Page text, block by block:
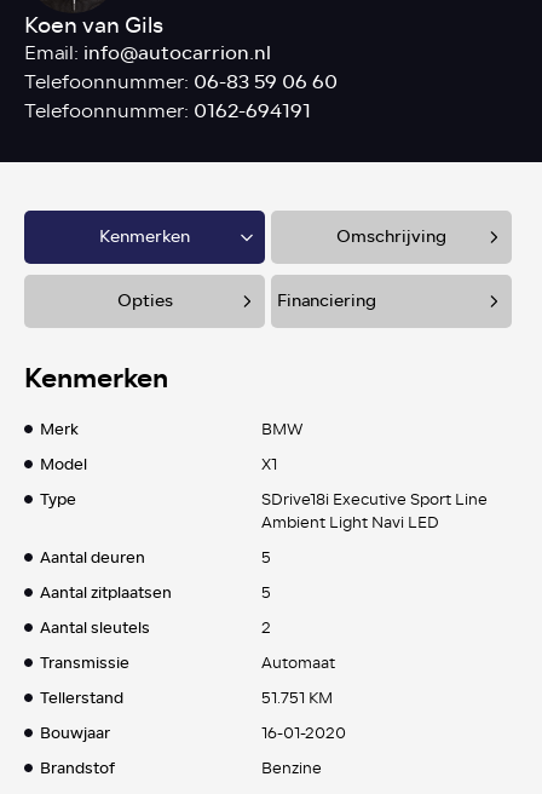
Koen van Gils
Email: info@autocarrion.nl
Telefoonnummer: 06-83 59 06 60
Telefoonnummer: 0162-694191
Kenmerken Omschrijving
Opties Financiering
Kenmerken
Merk
BMW
Model
X1
Type
SDrive18i Executive Sport Line
Ambient Light Navi LED
Aantal deuren
5
Aantal zitplaatsen
5
Aantal sleutels
2
Transmissie
Automaat
Tellerstand
51.751 KM
Bouwjaar
16-01-2020
Brandstof
Benzine